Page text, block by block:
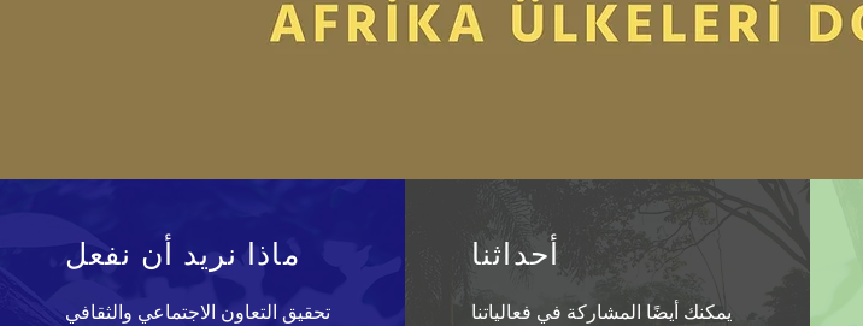
ماذا نريد أن نفعل
تحقيق التعاون الاجتماعي والثقافي
أحداثنا
يمكنك أيضًا المشاركة في فعالياتنا